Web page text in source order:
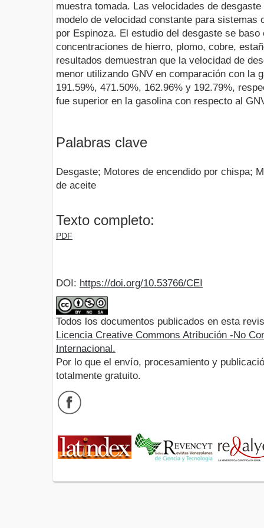
muestra tomada. Las velocidades de
modelo de velocidad constante para sistemas
por Espinoza. El estudio del desgaste se
concentraciones de hierro, plomo, cobre,
resultados demuestran que la velocidad de
menor utilizando GNV en comparación con la
191.59%, 471.50%, 162.96% y 192.79%,
fue superior en la gasolina con respecto al
Palabras clave
Desgaste; Motores de encendido por chispa;
de aceite
Texto completo:
PDF
DOI: https://doi.org/10.53766/CEI
Todos los documentos publicados en esta
Licencia Creative Commons Atribución -No
Internacional.
Por lo que el envío, procesamiento y
totalmente gratuito.